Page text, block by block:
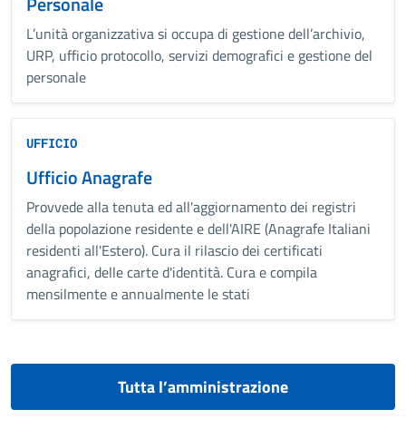
L’unità organizzativa si occupa di gestione dell’archivio,
URP, ufficio protocollo, servizi demografici e gestione del
personale
UFFICIO
Ufficio Anagrafe
Provvede alla tenuta ed all'aggiornamento dei registri
della popolazione residente e dell'AIRE (Anagrafe Italiani
residenti all'Estero). Cura il rilascio dei certificati
anagrafici, delle carte d'identità. Cura e compila
mensilmente e annualmente le stati
Tutta l’amministrazione